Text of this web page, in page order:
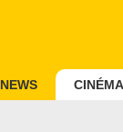
NEWS CINÉMA